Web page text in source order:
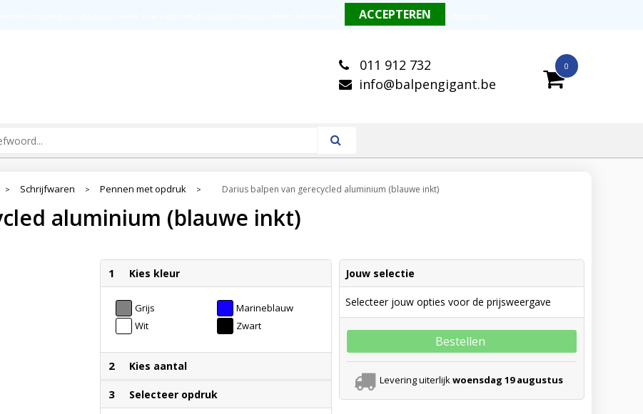
Kwalitatieve balpennen
0
011 912 732
info@balpengigant.be
> Schrijfwaren > Pennen met opdruk > Darius balpen van gerecycled aluminium (blauwe inkt)
aluminium (blauwe inkt)
1 Kies kleur
Grijs
Marineblauw
Wit
Zwart
2 Kies aantal
3 Selecteer opdruk
Jouw selectie
Selecteer jouw opties voor de prijsweergave
Bestellen
Levering uiterlijkwoensdag 19 augustus